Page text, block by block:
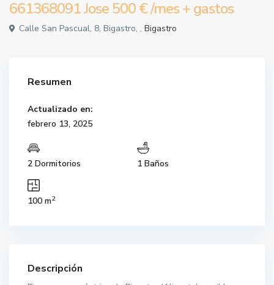
661368091 Jose500 €/mes + gastos
Calle San Pascual, 8, Bigastro, , Bigastro
Resumen
Actualizado en:
febrero 13, 2025
2 Dormitorios 1 Baños
100 m2
Descripción